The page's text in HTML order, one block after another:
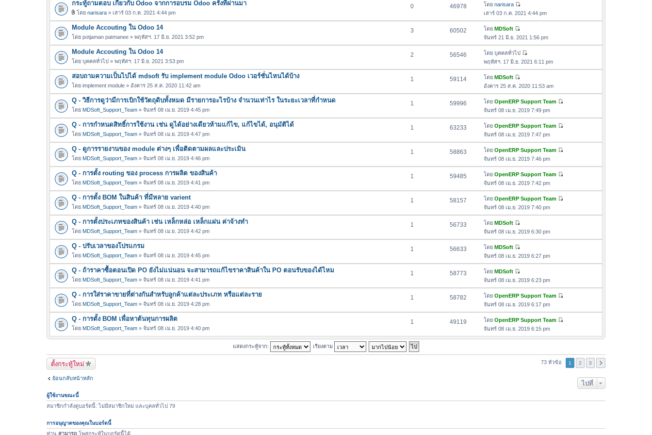
สุ
ม
ล่
สุ
ด
ค
ว
ม
ล่
า
สุ
กระทู้ถามตอบ เกี่ยวกับ Odoo จากการอบรม Odoo ครั้งที่ผ่านมา
ฟ
ล์
แ
น
บ
โดย narisara » เสาร์ 03 ก.ค. 2021 4:44 pm
0 46978 โดย narisara
ดู
ข้
ค
ว
า
ม
ล่
สุ
เสาร์ 03 ก.ค. 2021 4:44 pm
Module Accouting ใน Odoo 14
โดย potjaman patmanee » พฤหัสฯ. 17 มิ.ย. 2021 3:52 pm
3 60502 โดย MDSoft
ดู
ข้
อ
ค
ว
ม
ล่
า
สุ
จันทร์ 21 มิ.ย. 2021 1:56 pm
Module Accouting ใน Odoo 14
โดย บุคคลทั่วไป » พฤหัสฯ. 17 มิ.ย. 2021 3:53 pm
2 56546 โดย บุคคลทั่วไป
ดู
ข้
ค
ว
า
ม
ล่
า
สุ
พฤหัสฯ. 17 มิ.ย. 2021 6:11 pm
สอบถามความเป็นไปได้ mdsoft รับ implement module Odoo เวอร์ชั่นไหนได้บ้าง
โดย implement module » อังคาร 25 ส.ค. 2020 11:42 am
1 59114 โดย MDSoft
ดู
ข้
อ
ค
ว
า
ม
ล่
า
สุ
อังคาร 25 ส.ค. 2020 11:53 am
Q - วิธีการดูว่ามีการเบิกใช้วัตถุดิบทั้งหมด มีรายการอะไรบ้าง จำนวนเท่าไร ในระยะเวลาที่กำหนด
โดย MDSoft_Support_Team » จันทร์ 08 เม.ย. 2019 4:45 pm
1 59996 โดย OpenERP Support Team
ข้
ว
ล่
จันทร์ 08 เม.ย. 2019 7:49 pm
Q - การกำหนดสิทธิ์การใช้งาน เช่น ดูได้อย่างเดียวห้ามแก้ไข, แก้ไขได้, อนุมัติได้
โดย MDSoft_Support_Team » จันทร์ 08 เม.ย. 2019 4:47 pm
1 63233 โดย OpenERP Support Team
ข้
ว
ล่
จันทร์ 08 เม.ย. 2019 7:47 pm
Q - ดูการรายงานของ module ต่างๆ เพื่อติดตามผลและประเมิน
โดย MDSoft_Support_Team » จันทร์ 08 เม.ย. 2019 4:46 pm
1 58863 โดย OpenERP Support Team
ข้
ว
ล่
จันทร์ 08 เม.ย. 2019 7:46 pm
Q - การตั้ง routing ของ process การผลิต ของสินค้า
โดย MDSoft_Support_Team » จันทร์ 08 เม.ย. 2019 4:41 pm
1 59485 โดย OpenERP Support Team
ข้
ว
ล่
จันทร์ 08 เม.ย. 2019 7:42 pm
Q - การตั้ง BOM ในสินค้า ที่มีหลาย varient
โดย MDSoft_Support_Team » จันทร์ 08 เม.ย. 2019 4:40 pm
1 58157 โดย OpenERP Support Team
ข้
ว
ล่
จันทร์ 08 เม.ย. 2019 7:40 pm
Q - การตั้งประเภทของสินค้า เช่น เหล็กหล่อ เหล็กแผ่น ค่าจ้างทำ
โดย MDSoft_Support_Team » จันทร์ 08 เม.ย. 2019 4:42 pm
1 56733 โดย MDSoft
ดู
ข้
ค
ว
ม
ล่
า
สุ
จันทร์ 08 เม.ย. 2019 6:30 pm
Q - ปรับเวลาของโปรแกรม
โดย MDSoft_Support_Team » จันทร์ 08 เม.ย. 2019 4:45 pm
1 56633 โดย MDSoft
ดู
ข้
ค
ว
า
ม
ล่
า
สุ
ด
จันทร์ 08 เม.ย. 2019 6:27 pm
Q - ถ้าราคาซื้อตอนเปิด PO ยังไม่แน่นอน จะสามารถแก้ไขราคาสินค้าใน PO ตอนรับของได้ไหม
โดย MDSoft_Support_Team » จันทร์ 08 เม.ย. 2019 4:41 pm
1 58773 โดย MDSoft
ดู
ข้
อ
ค
ว
า
ม
ล่
สุ
จันทร์ 08 เม.ย. 2019 6:23 pm
Q - การใส่ราคาขายที่ต่างกันสำหรับลูกค้าแต่ละประเภท หรือแต่ละราย
โดย MDSoft_Support_Team » จันทร์ 08 เม.ย. 2019 4:28 pm
1 58782 โดย OpenERP Support Team
ข้
ว
ม
จันทร์ 08 เม.ย. 2019 6:17 pm
Q - การตั้ง BOM เพื่อหาต้นทุนการผลิต
โดย MDSoft_Support_Team » จันทร์ 08 เม.ย. 2019 4:40 pm
1 49119 โดย OpenERP Support Team
ข้
า
จันทร์ 08 เม.ย. 2019 6:15 pm
แสดงกระทู้จาก: เรียงตาม
ตั้งกระทู้ใหม่ 73 หัวข้อ 1 2 3
ย้อนกลับหน้าหลัก
ไปที่
ผู้ใช้งานขณะนี้
สมาชิกกำลังดูบอร์ดนี้: ไม่มีสมาชิกใหม่ และบุคลทั่วไป 79
การอนุญาตของคุณในบอร์ดนี้
ท่าน สามารถ โพสกระทู้ในบอร์ดนี้ได้